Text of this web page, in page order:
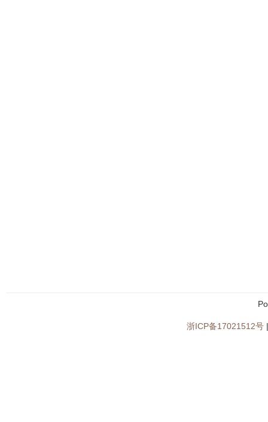
浙ICP备17021512号|